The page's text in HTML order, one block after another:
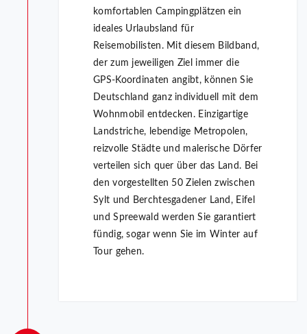
komfortablen Campingplätzen ein
ideales Urlaubsland für
Reisemobilisten. Mit diesem Bildband,
der zum jeweiligen Ziel immer die
GPS-Koordinaten angibt, können Sie
Deutschland ganz individuell mit dem
Wohnmobil entdecken. Einzigartige
Landstriche, lebendige Metropolen,
reizvolle Städte und malerische Dörfer
verteilen sich quer über das Land. Bei
den vorgestellten 50 Zielen zwischen
Sylt und Berchtesgadener Land, Eifel
und Spreewald werden Sie garantiert
fündig, sogar wenn Sie im Winter auf
Tour gehen.